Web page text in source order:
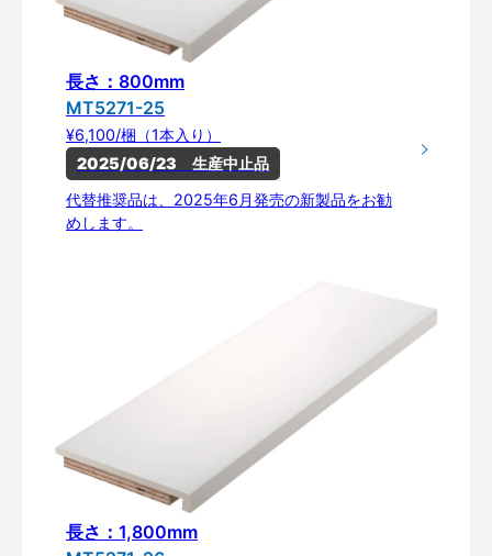
長さ：800mm
MT5271-25
¥6,100/梱（1本入り）
2025/06/23　生産中止品
代替推奨品は、2025年6月発売の新製品をお勧
めします。
長さ：1,800mm